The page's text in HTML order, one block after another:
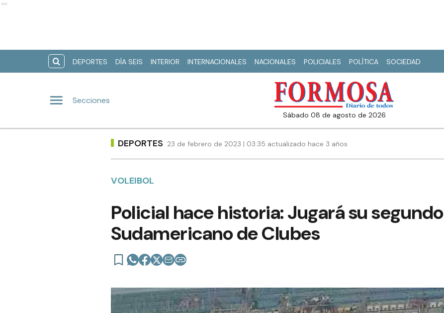
Ads
DEPORTES DÍA SEIS INTERIOR INTERNACIONALES NACIONALES POLICIALES POLÍTICA SOCIEDAD
Secciones
sábado 08 de agosto de 2026
DEPORTES 23 de febrero de 2023 | 03:35 actualizado hace 3 años
VOLEIBOL
Policial hace historia: Jugará su segundo
Sudamericano de Clubes